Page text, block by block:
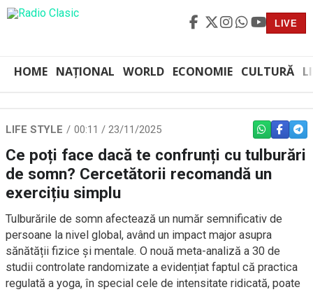
LIVE
HOME NAȚIONAL WORLD ECONOMIE CULTURĂ
LIFE STYLE 00:11 / 23/11/2025 WHATSAPP
Ce poți face dacă te confrunți cu tulburări
de somn? Cercetătorii recomandă un
exercițiu simplu
Tulburările de somn afectează un număr semnificativ de
persoane la nivel global, având un impact major asupra
sănătății fizice și mentale. O nouă meta-analiză a 30 de
studii controlate randomizate a evidențiat faptul că practica
regulată a yoga, în special cele de intensitate ridicată, poate